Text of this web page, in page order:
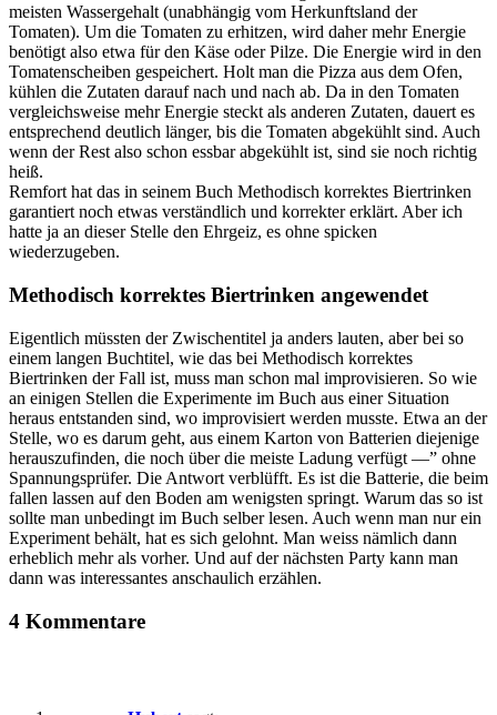
meisten Wassergehalt (unabhängig vom Herkunftsland der
Tomaten). Um die Tomaten zu erhitzen, wird daher mehr Energie
benötigt also etwa für den Käse oder Pilze. Die Energie wird in den
Tomatenscheiben gespeichert. Holt man die Pizza aus dem Ofen,
kühlen die Zutaten darauf nach und nach ab. Da in den Tomaten
vergleichsweise mehr Energie steckt als anderen Zutaten, dauert es
entsprechend deutlich länger, bis die Tomaten abgekühlt sind. Auch
wenn der Rest also schon essbar abgekühlt ist, sind sie noch richtig
heiß.
Remfort hat das in seinem Buch Methodisch korrektes Biertrinken
garantiert noch etwas verständlich und korrekter erklärt. Aber ich
hatte ja an dieser Stelle den Ehrgeiz, es ohne spicken
wiederzugeben.
Methodisch korrektes Biertrinken angewendet
Eigentlich müssten der Zwischentitel ja anders lauten, aber bei so
einem langen Buchtitel, wie das bei Methodisch korrektes
Biertrinken der Fall ist, muss man schon mal improvisieren. So wie
an einigen Stellen die Experimente im Buch aus einer Situation
heraus entstanden sind, wo improvisiert werden musste. Etwa an der
Stelle, wo es darum geht, aus einem Karton von Batterien diejenige
herauszufinden, die noch über die meiste Ladung verfügt —” ohne
Spannungsprüfer. Die Antwort verblüfft. Es ist die Batterie, die beim
fallen lassen auf den Boden am wenigsten springt. Warum das so ist
sollte man unbedingt im Buch selber lesen. Auch wenn man nur ein
Experiment behält, hat es sich gelohnt. Man weiss nämlich dann
erheblich mehr als vorher. Und auf der nächsten Party kann man
dann was interessantes anschaulich erzählen.
4 Kommentare